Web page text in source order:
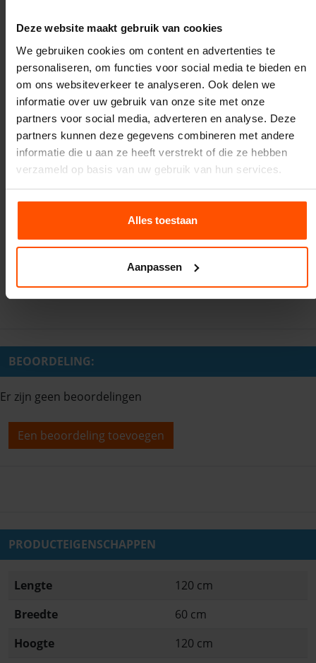
Deze website maakt gebruik van cookies
We gebruiken cookies om content en advertenties te
personaliseren, om functies voor social media te bieden en
om ons websiteverkeer te analyseren. Ook delen we
informatie over uw gebruik van onze site met onze
partners voor social media, adverteren en analyse. Deze
partners kunnen deze gegevens combineren met andere
informatie die u aan ze heeft verstrekt of die ze hebben
verzameld op basis van uw gebruik van hun services.
Alles toestaan
Aanpassen
Huren bij Vcompany Verhuur
Bij ons is van alles mogelijk met betrekking tot het
transport en op- en afbouwen. Omdat dit spel erg
compact is en je er niet veel aan hoeft op te bouwen,
raden we je aan om zelf het
transport
te doen. Ook
raden we je het aan om dit zelf op- en af te bouwen. Dit
scheelt namelijk in de kosten.
Zijn er vragen over het spel? Dan kan je in contact
komen met een van onze medewerkers en deze staan je
graag te woord. Je kunt ons bereiken op werkdagen
tussen 8:00 en 17:00 en dat kan via de mail
info@vcompany.nl) of via de telefoon (088 398 5000).
dat het in onze FAQ staat.
BEOORDELING:
Er zijn geen beoordelingen
Een beoordeling toevoegen
PRODUCTEIGENSCHAPPEN
Lengte
120 cm
Breedte
60 cm
Hoogte
120 cm